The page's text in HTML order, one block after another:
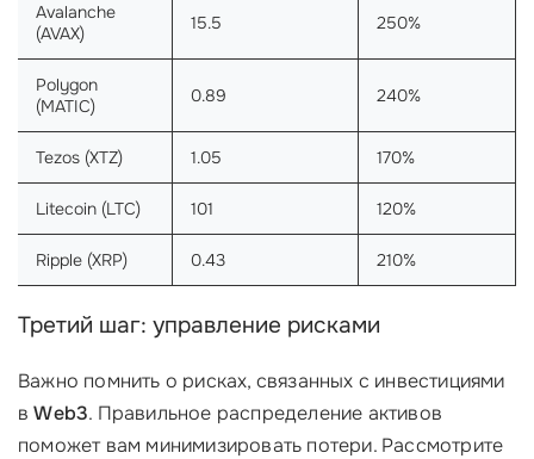
Avalanche
(AVAX)
15.5 250%
Polygon
(MATIC)
0.89 240%
Tezos (XTZ) 1.05 170%
Litecoin (LTC) 101 120%
Ripple (XRP) 0.43 210%
Третий шаг: управление рисками
Важно помнить о рисках, связанных с инвестициями
вWeb3. Правильное распределение активов
поможет вам минимизировать потери. Рассмотрите